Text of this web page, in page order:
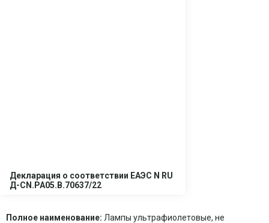
Декларация о соответствии ЕАЭС N RU
Д-CN.PA05.B.70637/22
Полное наименование: Лампы ультрафиолетовые, не